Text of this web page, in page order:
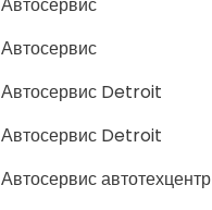
Автосервис
Автосервис Detroit
Автосервис Detroit
Автосервис автотехцентр